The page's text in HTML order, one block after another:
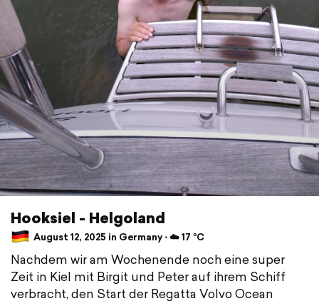
Hooksiel - Helgoland
August 12, 2025 in Germany ⋅ ☁️ 17 °C
Nachdem wir am Wochenende noch eine super
Zeit in Kiel mit Birgit und Peter auf ihrem Schiff
verbracht, den Start der Regatta Volvo Ocean